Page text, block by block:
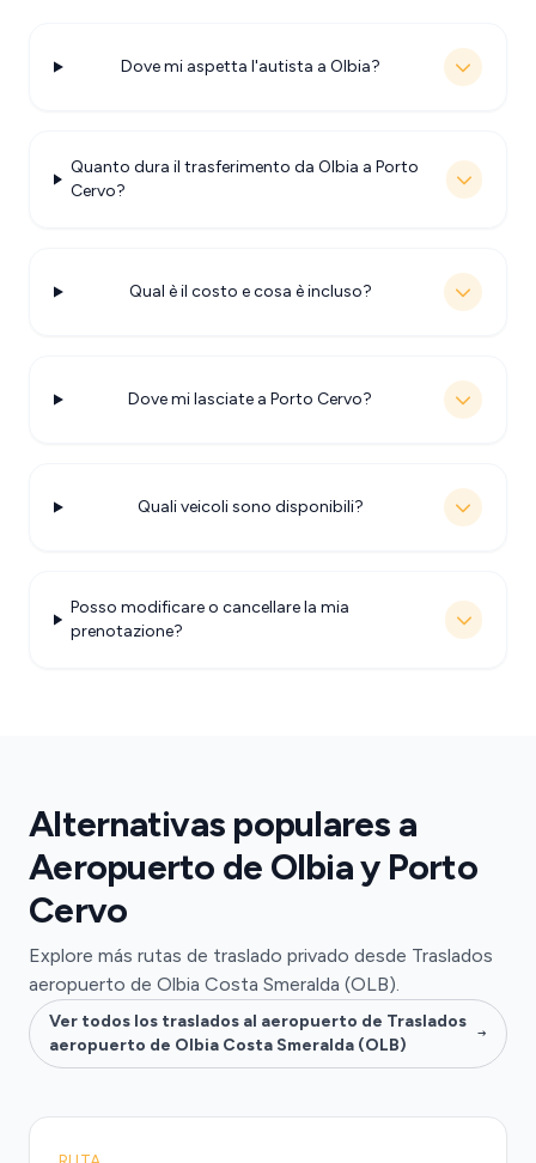
Dove mi aspetta l'autista a Olbia?
Quanto dura il trasferimento da Olbia a Porto
Cervo?
Qual è il costo e cosa è incluso?
Dove mi lasciate a Porto Cervo?
Quali veicoli sono disponibili?
Posso modificare o cancellare la mia
prenotazione?
Alternativas populares a
Aeropuerto de Olbia y Porto
Cervo
Explore más rutas de traslado privado desde Traslados
aeropuerto de Olbia Costa Smeralda (OLB).
Ver todos los traslados al aeropuerto de Traslados
aeropuerto de Olbia Costa Smeralda (OLB)